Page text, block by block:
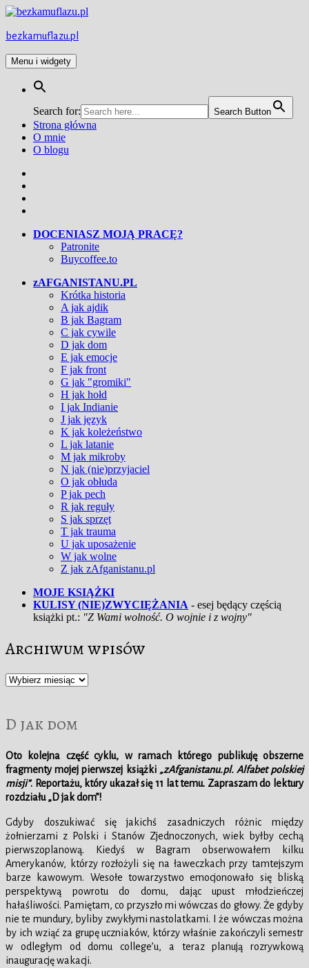
Przejdź
treści
bezkamuflazu.pl
Menu i widgety
Search for: Search Button
Strona główna
O mnie
O blogu
DOCENIASZ MOJĄ PRACĘ?
Patronite
Buycoffee.to
zAFGANISTANU.PL
Krótka historia
A jak ajdik
B jak Bagram
C jak cywile
D jak dom
E jak emocje
F jak front
G jak "gromiki"
H jak hołd
I jak Indianie
J jak język
K jak koleżeństwo
L jak latanie
M jak mikroby
N jak (nie)przyjaciel
O jak obłuda
P jak pech
R jak reguły
S jak sprzęt
T jak trauma
U jak uposażenie
W jak wolne
Z jak zAfganistanu.pl
MOJE KSIĄŻKI
KULISY (NIE)ZWYCIĘŻANIA - esej będący częścią
książki pt.: "Z Wami wolność. O wojnie i z wojny"
Archiwum wpisów
Archiwum
D jak dom
Oto kolejna część cyklu, w ramach którego publikuję obszerne
fragmenty mojej pierwszej książki „zAfganistanu.pl. Alfabet polskiej
misji”. Reportażu, który ukazał się 11 lat temu. Zapraszam do lektury
rozdziału „D jak dom”!
Gdyby doszukiwać się jakichś zasadniczych różnic między
żołnierzami z Polski i Stanów Zjednoczonych, wiek byłby cechą
pierwszoplanową. Kiedyś w Bagram obserwowałem kilku
Amerykanów, którzy rozłożyli się na ławeczkach przy tamtejszym
barze kawowym. Wesołe towarzystwo emocjonowało się bliską
perspektywą powrotu do domu, dając upust młodzieńczej
hałaśliwości. Pamiętam, co przyszło mi wówczas do głowy. Że gdyby
nie te mundury, byliby zwykłymi nastolatkami. I że wówczas można
by ich wziąć za grupę uczniaków, którzy właśnie zakończyli semestr
w odległym od domu college’u, a teraz planują rozrywkową
inaugurację wakacji.